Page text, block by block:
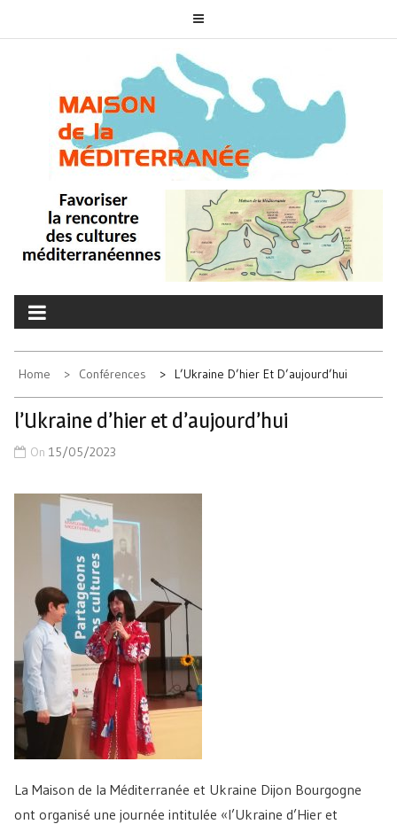
to
MAISON DE LA
MÉDITERRANÉE
Home Conférences L’Ukraine D’hier Et D’aujourd’hui
l’Ukraine d’hier et d’aujourd’hui
On 15/05/2023
La Maison de la Méditerranée et Ukraine Dijon Bourgogne
ont organisé une journée intitulée «l’Ukraine d’Hier et